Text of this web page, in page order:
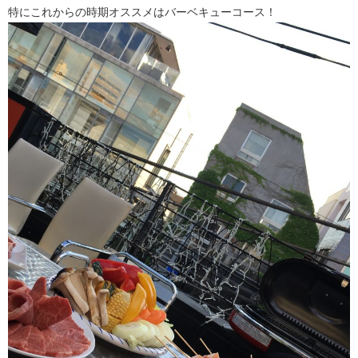
特にこれからの時期オススメはバーベキューコース！